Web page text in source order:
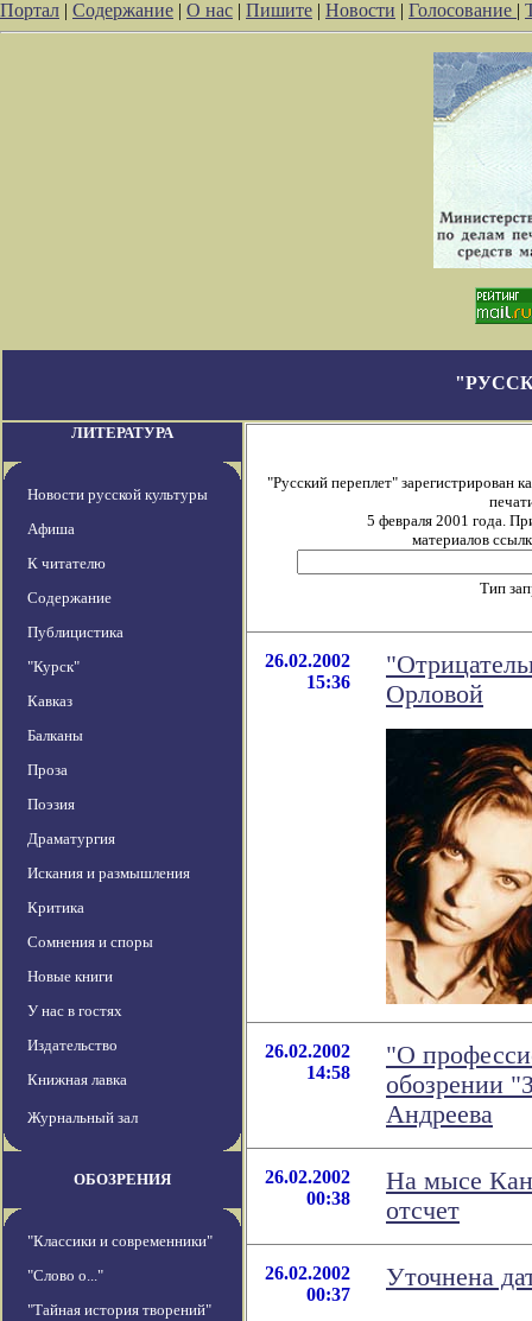
Портал | Содержание | О нас | Пишите | Новости | Голосование |
ЛИТЕРАТУРА
Новости русской культуры
Афиша
К читателю
Содержание
Публицистика
"Курск"
Кавказ
Балканы
Проза
Поэзия
Драматургия
Искания и размышления
Критика
Сомнения и споры
Новые книги
У нас в гостях
Издательство
Книжная лавка
Журнальный зал
ОБОЗРЕНИЯ
"Классики и современники"
"Слово о..."
"Тайная история творений"
"Русский переплет" зарегистрирован
5 февраля 2001 года.
материалов
Тип
26.02.2002
15:36
Орловой
26.02.2002
14:58
"О
обозрении
Андреева
26.02.2002
00:38
На мысе
отсчет
26.02.2002
00:37
Уточнена